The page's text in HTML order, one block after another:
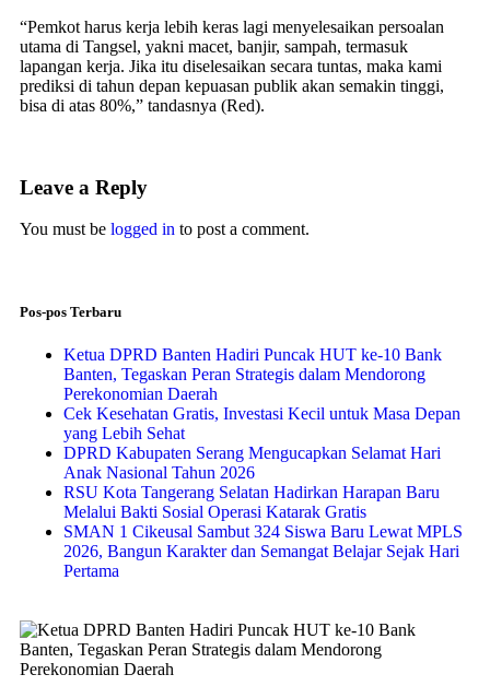
“Pemkot harus kerja lebih keras lagi menyelesaikan persoalan
utama di Tangsel, yakni macet, banjir, sampah, termasuk
lapangan kerja. Jika itu diselesaikan secara tuntas, maka kami
prediksi di tahun depan kepuasan publik akan semakin tinggi,
bisa di atas 80%,” tandasnya (Red).
Leave a Reply
You must be logged in to post a comment.
Pos-pos Terbaru
Ketua DPRD Banten Hadiri Puncak HUT ke-10 Bank
Banten, Tegaskan Peran Strategis dalam Mendorong
Perekonomian Daerah
Cek Kesehatan Gratis, Investasi Kecil untuk Masa Depan
yang Lebih Sehat
DPRD Kabupaten Serang Mengucapkan Selamat Hari
Anak Nasional Tahun 2026
RSU Kota Tangerang Selatan Hadirkan Harapan Baru
Melalui Bakti Sosial Operasi Katarak Gratis
SMAN 1 Cikeusal Sambut 324 Siswa Baru Lewat MPLS
2026, Bangun Karakter dan Semangat Belajar Sejak Hari
Pertama